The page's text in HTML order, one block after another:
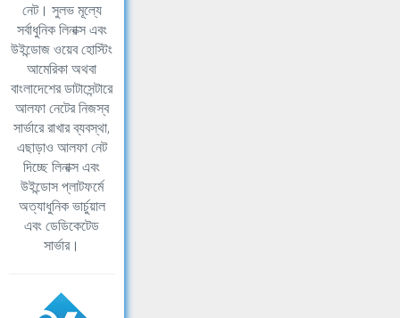
নেট। সুলভ মূল্যে
সর্বাধুনিক লিনাক্স এবং
উইন্ডোজ ওয়েব হোস্টিং
আমেরিকা অথবা
বাংলাদেশের ডাটাসেন্টারে
আলফা নেটের নিজস্ব
সার্ভারে রাখার ব্যবস্থা,
এছাড়াও আলফা নেট
দিচ্ছে লিনাক্স এবং
উইন্ডোস প্লাটফর্মে
অত্যাধুনিক ভার্চুয়াল
এবং ডেডিকেটেড
সার্ভার।